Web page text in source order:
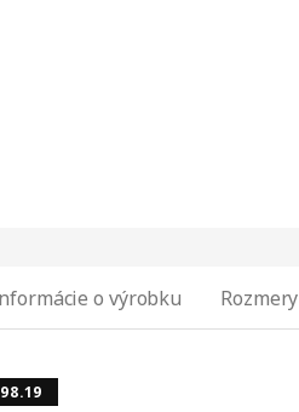
o výrobku Rozmery